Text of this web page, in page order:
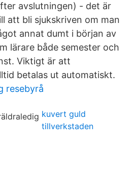
avslutningen) - det är
att bli sjukskriven om man
annat dumt i början av
lärare både semester och
Viktigt är att
betalas ut automatiskt.
resebyrå
kuvert guld
tillverkstaden